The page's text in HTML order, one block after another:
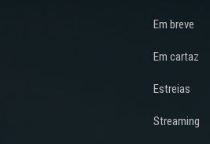
Em breve
Em cartaz
Estreias
Streaming